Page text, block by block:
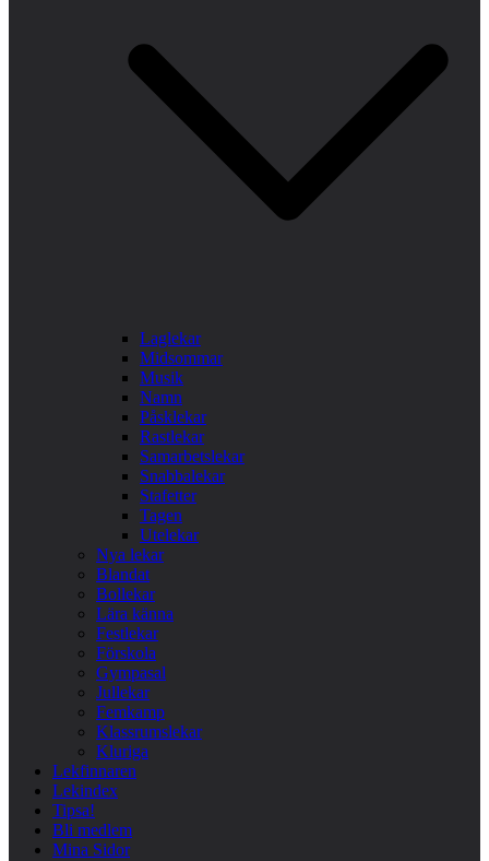
Laglekar
Midsommar
Musik
Namn
Påsklekar
Rastlekar
Samarbetslekar
Snabbalekar
Stafetter
Tagen
Utelekar
Nya lekar
Blandat
Bollekar
Lära känna
Festlekar
Förskola
Gympasal
Jullekar
Femkamp
Klassrumslekar
Kluriga
Lekfinnaren
Lekindex
Tipsa!
Bli medlem
Mina Sidor